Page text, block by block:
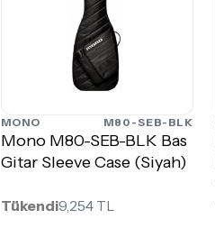
MONO M80-SEB-BLK
Mono M80-SEB-BLK Bas
Gitar Sleeve Case (Siyah)
Tükendi9,254 TL